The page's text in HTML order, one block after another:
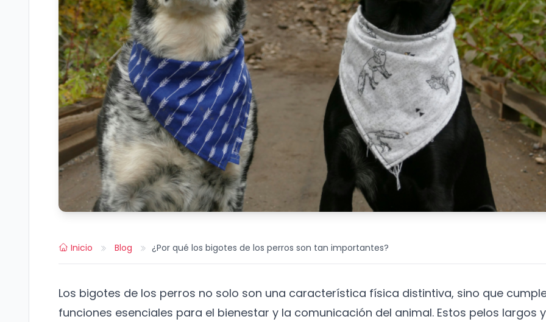
Inicio Blog ¿Por qué los bigotes de los perros son tan importantes?
Los bigotes de los perros no solo son una característica física distintiva, sino que
funciones esenciales para el bienestar y la comunicación del animal. Estos pelos largos y